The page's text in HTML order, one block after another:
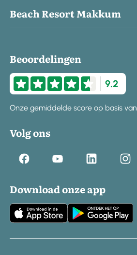
Beach Resort Makkum
Beoordelingen
9.2
Onze gemiddelde score op basis van
Volg ons
Download onze app